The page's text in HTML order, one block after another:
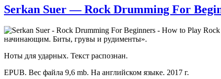
Serkan Suer — Rock Drumming For
начинающим. Биты, грувы и рудименты».
Ноты для ударных. Текст распознан.
EPUB. Вес файла 9,6 mb. На английском языке. 2017 г.